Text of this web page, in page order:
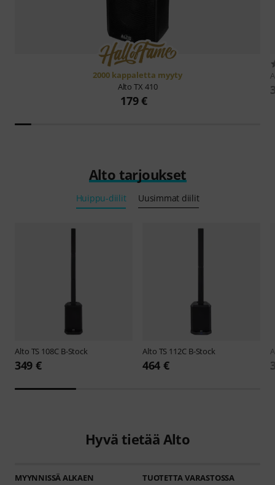
2000 kappaletta myyty
AltoTX 410
179 €
Alto tarjoukset
Huippu-diilit Uusimmat diilit
Alto TS 108C B-Stock
349 €
Alto TS 112C B-Stock
464 €
Hyvä tietää Alto
MYYNNISSÄ ALKAEN TUOTETTA VARASTOSSA